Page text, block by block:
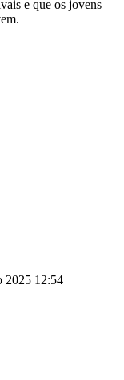
e que os jovens
2025 12:54